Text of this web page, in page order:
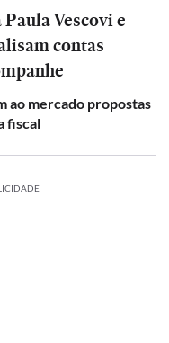
Vescovi e
contas
ao mercado propostas
fiscal